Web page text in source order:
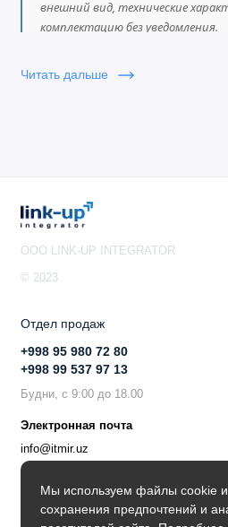
организаций с
информационной
Это решение обеспечивает
внешний вид, технические
комплектацию без уведомления.
Читать дальше
Мы используем файлы cookie и
сохранения предпочтений и
OOO LINK-UP INTEGRATOR
© 2023
Отдел продаж
+998 95 980 72 80
+998 99 537 97 13
Будни, с 9:00 до 18.00
Электронная почта
info@itmir.uz
Поддержка в мессенджере